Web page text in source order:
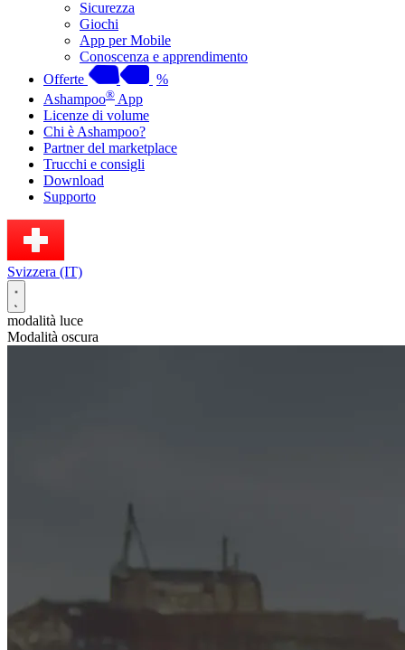
Sicurezza
Giochi
App per Mobile
Conoscenza e apprendimento
Offerte
%
Ashampoo® App
Licenze di volume
Chi è Ashampoo?
Partner del marketplace
Trucchi e consigli
Download
Supporto
Svizzera (IT)
modalità luce
Modalità oscura